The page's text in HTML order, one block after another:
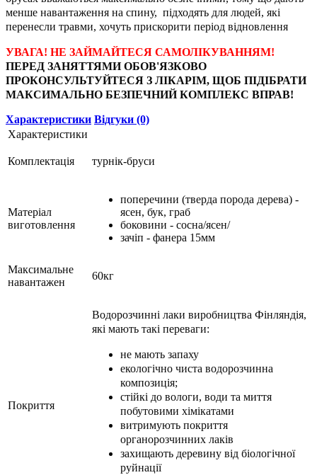
менше навантаження на спину, підходять для людей, які
перенесли травми, хочуть прискорити період відновлення
УВАГА! НЕ ЗАЙМАЙТЕСЯ САМОЛІКУВАННЯМ!
ПЕРЕД ЗАНЯТТЯМИ ОБОВ'ЯЗКОВО
ПРОКОНСУЛЬТУЙТЕСЯ З ЛІКАРІМ, ЩОБ ПІДІБРАТИ
МАКСИМАЛЬНО БЕЗПЕЧНИЙ КОМПЛЕКС ВПРАВ!
Характеристики Відгуки (0)
Характеристики
Комплектація турнік-бруси
Матеріал
виготовлення
поперечини (тверда порода дерева) -
ясен, бук, граб
боковини - сосна/ясен/
зачіп - фанера 15мм
Максимальне
навантажен
60кг
Покриття
Водорозчинні лаки виробництва Фінляндія,
які мають такі переваги:
не мають запаху
екологічно чиста водорозчинна
композиція;
стійкі до вологи, води та миття
побутовими хімікатами
витримують покриття
органорозчинних лаків
захищають деревину від біологічної
руйнації